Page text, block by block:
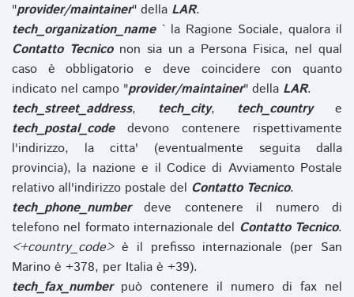
"provider/maintainer" della LAR.
tech_organization_name` la Ragione Sociale, qualora il
Contatto Tecniconon sia un a Persona Fisica, nel qual
caso è obbligatorio e deve coincidere con quanto
indicato nel campo "provider/maintainer" della LAR.
tech_street_address, tech_city, tech_countrye
tech_postal_codedevono contenere rispettivamente
l'indirizzo, la citta' (eventualmente seguita dalla
provincia), la nazione e il Codice di Avviamento Postale
relativo all'indirizzo postale del Contatto Tecnico.
tech_phone_numberdeve contenere il numero di
telefono nel formato internazionale del Contatto Tecnico.
<+country_code>è il prefisso internazionale (per San
Marino è +378, per Italia è +39).
tech_fax_numberpuò contenere il numero di fax nel